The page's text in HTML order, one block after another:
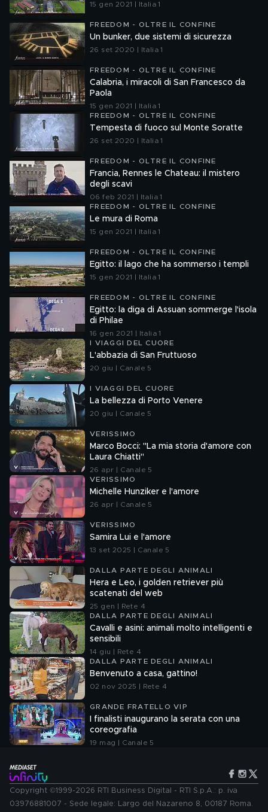
15 gen 2021 | Italia 1
FREEDOM - OLTRE IL CONFINE
Un bunker, due sistemi di sicurezza
26 set 2020 | Italia 1
FREEDOM - OLTRE IL CONFINE
Calabria, i miracoli di San Francesco da
Paola
15 gen 2021 | Italia 1
FREEDOM - OLTRE IL CONFINE
Tempesta di fuoco sul Monte Soratte
26 set 2020 | Italia 1
FREEDOM - OLTRE IL CONFINE
Francia, Rennes le Chateau: il mistero
degli scavi
06 feb 2021 | Italia 1
FREEDOM - OLTRE IL CONFINE
Le mura di Roma
15 gen 2021 | Italia 1
FREEDOM - OLTRE IL CONFINE
Egitto: il lago che ha sommerso i templi
15 gen 2021 | Italia 1
FREEDOM - OLTRE IL CONFINE
Egitto: la diga di Assuan sommerge l'isola
di Philae
16 gen 2021 | Italia 1
I VIAGGI DEL CUORE
L'abbazia di San Fruttuoso
20 giu | Canale 5
I VIAGGI DEL CUORE
La bellezza di Porto Venere
20 giu | Canale 5
VERISSIMO
Marco Bocci: "La mia storia d'amore con
Laura Chiatti"
26 apr | Canale 5
VERISSIMO
Michelle Hunziker e l'amore
26 apr | Canale 5
VERISSIMO
Samira Lui e l'amore
13 set 2025 | Canale 5
DALLA PARTE DEGLI ANIMALI
Hera e Leo, i golden retriever più
scatenati del web
25 gen | Rete 4
DALLA PARTE DEGLI ANIMALI
Cavalli e asini: animali molto intelligenti e
sensibili
14 giu | Rete 4
DALLA PARTE DEGLI ANIMALI
Benvenuto a casa, gattino!
02 nov 2025 | Rete 4
GRANDE FRATELLO VIP
I finalisti inaugurano la serata con una
coreografia
19 mag | Canale 5
Copyright ©1999-2026 RTI Business Digital - RTI S.p.A.: p. iva
03976881007 - Sede legale: Largo del Nazareno 8, 00187 Roma.